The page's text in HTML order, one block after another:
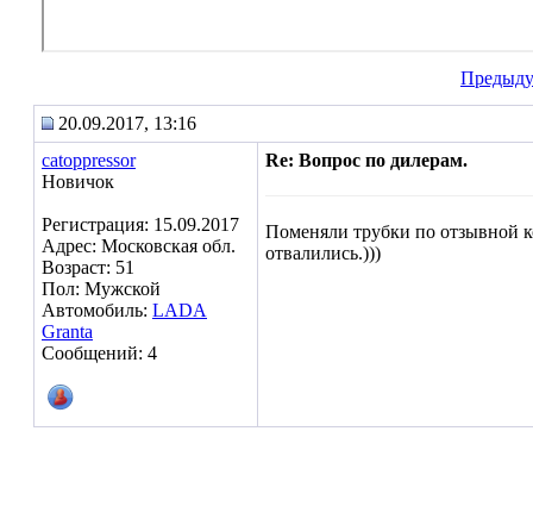
20.09.2017, 13:16
catoppressor
Новичок
Регистрация: 15.09.2017
Адрес: Московская обл.
Возраст: 51
Пол: Мужской
Автомобиль: LADA
Granta
Сообщений: 4
Re: Вопрос по дилерам.
Поменяли трубки по отзывной
отвалились.)))